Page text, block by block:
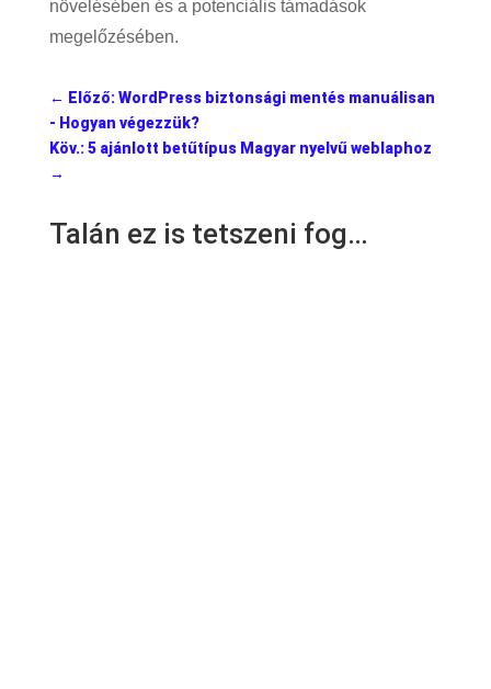
növelésében és a potenciális támadások
megelőzésében.
← Előző: WordPress biztonsági mentés manuálisan
- Hogyan végezzük?
Köv.: 5 ajánlott betűtípus Magyar nyelvű weblaphoz
→
Talán ez is tetszeni fog…